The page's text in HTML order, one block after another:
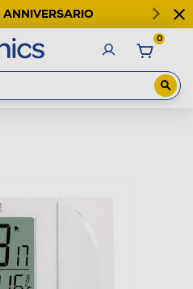
ANNIVERSARIO
0